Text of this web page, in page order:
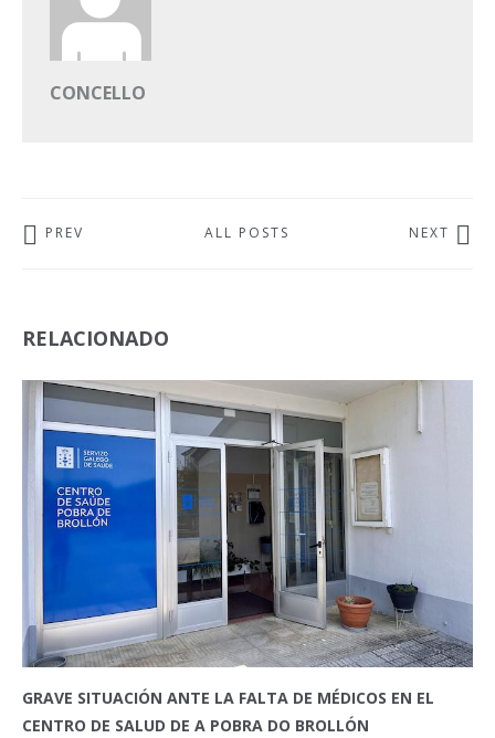
CONCELLO
PREV ALL POSTS NEXT
RELACIONADO
GRAVE SITUACIÓN ANTE LA FALTA DE MÉDICOS EN EL
CENTRO DE SALUD DE A POBRA DO BROLLÓN